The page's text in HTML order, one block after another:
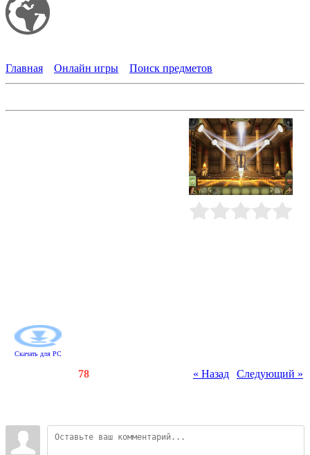
Главная
Онлайн игры Поиск предметов
Скачать для PC
« Назад Следующий »
78